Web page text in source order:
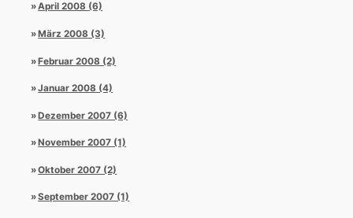
April 2008 (6)
März 2008 (3)
Februar 2008 (2)
Januar 2008 (4)
Dezember 2007 (6)
November 2007 (1)
Oktober 2007 (2)
September 2007 (1)